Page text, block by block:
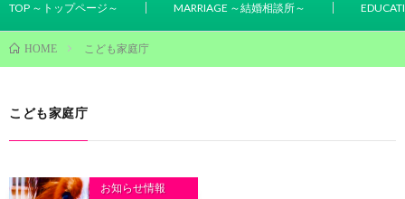
TOP ～トップページ～ MARRIAGE ～結婚相談所～
HOME こども家庭庁
こども家庭庁
お知らせ情報